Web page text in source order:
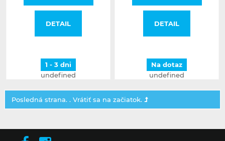
DETAIL
1 - 3 dni
undefined
DETAIL
Na dotaz
undefined
Posledná strana. . Vrátiť sa na začiatok.